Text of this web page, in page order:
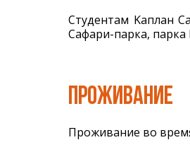
Студентам Kаплан
Сафари-парка, парка
ПРОЖИВАНИЕ
Проживание во